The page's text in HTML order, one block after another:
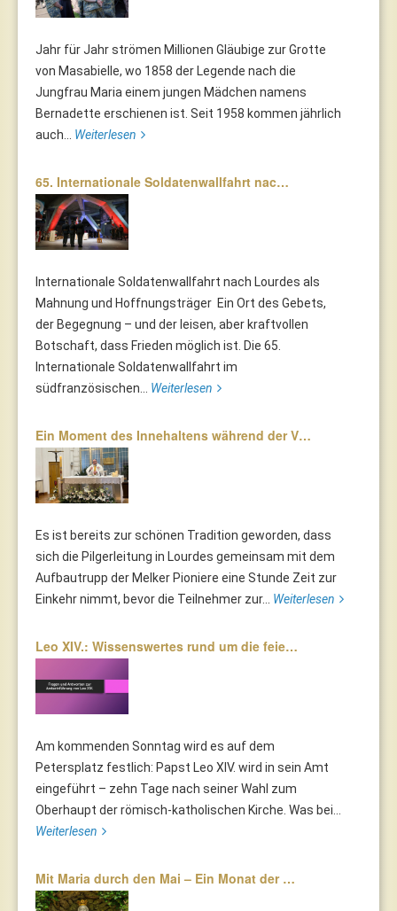
Jahr für Jahr strömen Millionen Gläubige zur Grotte
von Masabielle, wo 1858 der Legende nach die
Jungfrau Maria einem jungen Mädchen namens
Bernadette erschienen ist. Seit 1958 kommen jährlich
auch... Weiterlesen
65. Internationale Soldatenwallfahrt nac…
Internationale Soldatenwallfahrt nach Lourdes als
Mahnung und Hoffnungsträger Ein Ort des Gebets,
der Begegnung – und der leisen, aber kraftvollen
Botschaft, dass Frieden möglich ist. Die 65.
Internationale Soldatenwallfahrt im
südfranzösischen... Weiterlesen
Ein Moment des Innehaltens während der V…
Es ist bereits zur schönen Tradition geworden, dass
sich die Pilgerleitung in Lourdes gemeinsam mit dem
Aufbautrupp der Melker Pioniere eine Stunde Zeit zur
Einkehr nimmt, bevor die Teilnehmer zur... Weiterlesen
Leo XIV.: Wissenswertes rund um die feie…
Am kommenden Sonntag wird es auf dem
Petersplatz festlich: Papst Leo XIV. wird in sein Amt
eingeführt – zehn Tage nach seiner Wahl zum
Oberhaupt der römisch-katholischen Kirche. Was bei...
Weiterlesen
Mit Maria durch den Mai – Ein Monat der …